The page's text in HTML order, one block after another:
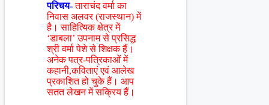
परिचय-ताराचंद वर्मा का
निवास अलवर (राजस्थान) में
है। साहित्यिक क्षेत्र में
‘डाबला’ उपनाम से प्रसिद्ध
श्री वर्मा पेशे से शिक्षक हैं।
अनेक पत्र-पत्रिकाओं में
कहानी,कविताएं एवं आलेख
प्रकाशित हो चुके हैं। आप
सतत लेखन में सक्रिय हैं।